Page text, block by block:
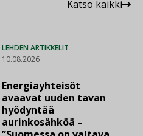
Katso kaikki
LEHDEN ARTIKKELIT
10.08.2026
Energiayhteisöt
avaavat uuden tavan
hyödyntää
aurinkosähköä –